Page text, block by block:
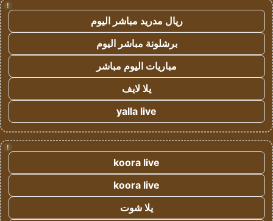
!
ريال مدريد مباشر اليوم
برشلونة مباشر اليوم
مباريات اليوم مباشر
يلا لايف
yalla live
!
koora live
koora live
يلا شوت